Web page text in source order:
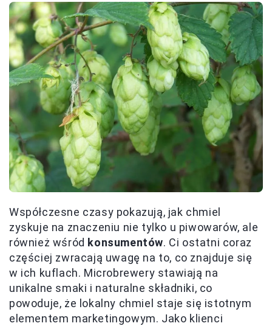
Współczesne czasy pokazują, jak chmiel
zyskuje na znaczeniu nie tylko u piwowarów, ale
również wśród konsumentów. Ci ostatni coraz
częściej zwracają uwagę na to, co znajduje się
w ich kuflach. Microbrewery stawiają na
unikalne smaki i naturalne składniki, co
powoduje, że lokalny chmiel staje się istotnym
elementem marketingowym. Jako klienci